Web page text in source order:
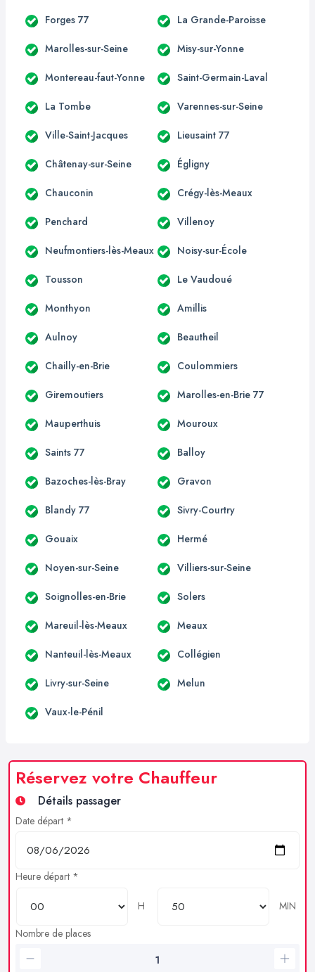
Forges 77 La Grande-Paroisse
Marolles-sur-Seine Misy-sur-Yonne
Montereau-faut-Yonne Saint-Germain-Laval
La Tombe Varennes-sur-Seine
Ville-Saint-Jacques Lieusaint 77
Châtenay-sur-Seine Égligny
Chauconin Crégy-lès-Meaux
Penchard Villenoy
Neufmontiers-lès-Meaux Noisy-sur-École
Tousson Le Vaudoué
Monthyon Amillis
Aulnoy Beautheil
Chailly-en-Brie Coulommiers
Giremoutiers Marolles-en-Brie 77
Mauperthuis Mouroux
Saints 77 Balloy
Bazoches-lès-Bray Gravon
Blandy 77 Sivry-Courtry
Gouaix Hermé
Noyen-sur-Seine Villiers-sur-Seine
Soignolles-en-Brie Solers
Mareuil-lès-Meaux Meaux
Nanteuil-lès-Meaux Collégien
Livry-sur-Seine Melun
Vaux-le-Pénil
Réservez votre Chauffeur
Détails passager
Date départ *
Heure départ *
H
MIN
Nombre de places